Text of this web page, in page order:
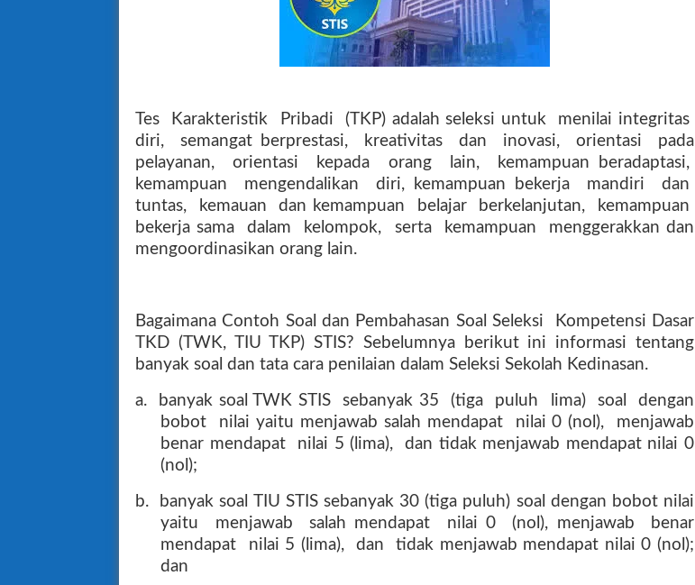
Tes Karakteristik Pribadi (TKP) adalah seleksi untuk
menilai integritas
diri,
semangat berprestasi, kreativitas dan inovasi, orientasi
pada
pelayanan,
orientasi kepada orang lain,
kemampuan beradaptasi,
kemampuan
mengendalikan diri, kemampuan bekerja mandiri
dan
tuntas,
kemauan dan kemampuan belajar berkelanjutan,
kemampuan
bekerja sama
dalam kelompok, serta kemampuan
menggerakkan dan
mengoordinasikan orang lain.
Bagaimana Contoh Soal dan Pembahasan Soal Seleksi
Kompetensi Dasar
TKD (TWK, TIU TKP) STIS? Sebelumnya berikut ini informasi tentang
banyak soal dan tata cara penilaian dalam Seleksi Sekolah Kedinasan.
a. banyak soal TWK STIS sebanyak 35 (tiga puluh lima) soal
dengan
bobot
nilai yaitu menjawab salah mendapat nilai 0 (nol),
menjawab
benar mendapat
nilai 5 (lima),
dan tidak menjawab mendapat nilai 0
(nol);
b.
banyak soal TIU STIS sebanyak 30 (tiga puluh) soal dengan bobot nilai
yaitu
menjawab salah mendapat nilai 0 (nol), menjawab
benar
mendapat
nilai 5 (lima), dan
tidak menjawab mendapat nilai 0 (nol);
dan